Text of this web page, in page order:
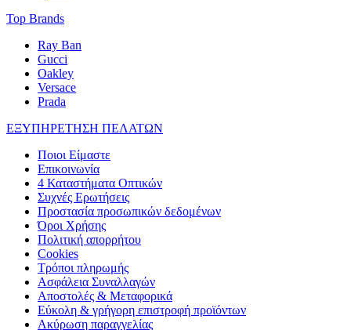
Top Brands
Ray Ban
Gucci
Oakley
Versace
Prada
ΕΞΥΠΗΡΕΤΗΣΗ ΠΕΛΑΤΩΝ
Ποιοι Είμαστε
Επικοινωνία
4 Καταστήματα Οπτικών
Συχνές Ερωτήσεις
Προστασία προσωπικών δεδομένων
Όροι Χρήσης
Πολιτική απορρήτου
Cookies
Τρόποι πληρωμής
Ασφάλεια Συναλλαγών
Αποστολές & Μεταφορικά
Εύκολη & γρήγορη επιστροφή προϊόντων
Ακύρωση παραγγελίας